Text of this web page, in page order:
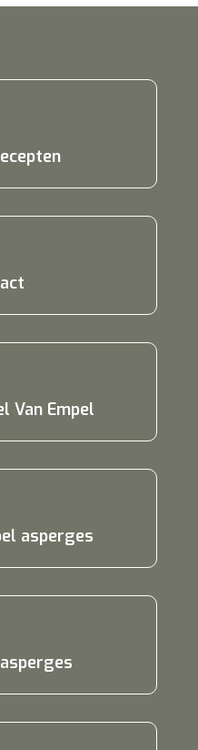
Van Empel
asperges